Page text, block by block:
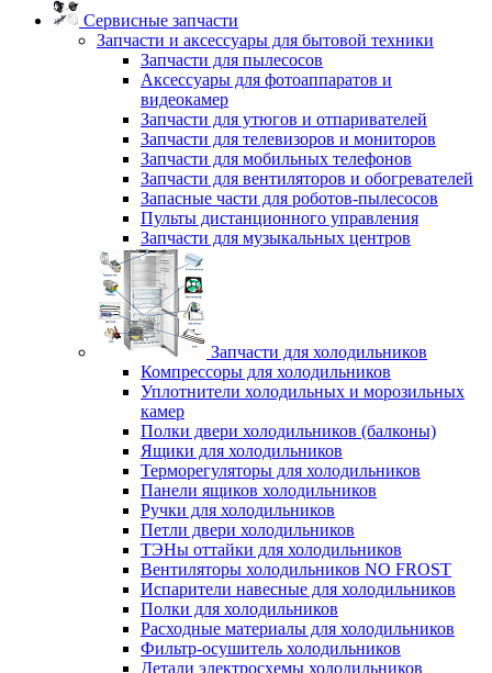
Сервисные запчасти
Запчасти и аксессуары для бытовой техники
Запчасти для пылесосов
Аксессуары для фотоаппаратов и
видеокамер
Запчасти для утюгов и отпаривателей
Запчасти для телевизоров и мониторов
Запчасти для мобильных телефонов
Запчасти для вентиляторов и обогревателей
Запасные части для роботов-пылесосов
Пульты дистанционного управления
Запчасти для музыкальных центров
Запчасти для холодильников
Компрессоры для холодильников
Уплотнители холодильных и морозильных
камер
Полки двери холодильников (балконы)
Ящики для холодильников
Терморегуляторы для холодильников
Панели ящиков холодильников
Ручки для холодильников
Петли двери холодильников
ТЭНы оттайки для холодильников
Вентиляторы холодильников NO FROST
Испарители навесные для холодильников
Полки для холодильников
Расходные материалы для холодильников
Фильтр-осушитель холодильников
Детали электросхемы холодильников